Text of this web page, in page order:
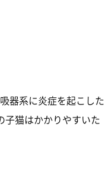
器系に炎症を起こした
子猫はかかりやすいた